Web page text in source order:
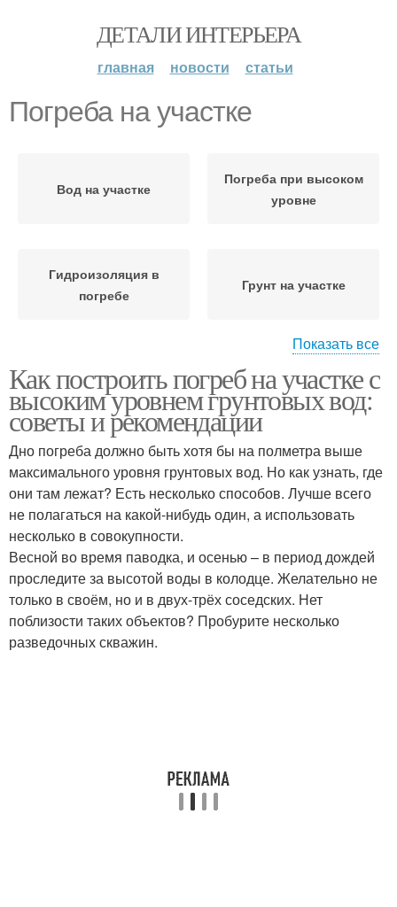
ДЕТАЛИ ИНТЕРЬЕРА
главная новости статьи
Погреба на участке
Вод на участке
Погреба при высоком
уровне
Гидроизоляция в
погребе
Грунт на участке
Наземный погреб
Полузаглубленный
погреб
Погреба в условиях Постройки на участке
Влажность в погребе Безопасность в погребе
Показать все
Как построить погреб на участке с
высоким уровнем грунтовых вод:
советы и рекомендации
Дно погреба должно быть хотя бы на полметра выше
максимального уровня грунтовых вод. Но как узнать, где
они там лежат? Есть несколько способов. Лучше всего
не полагаться на какой-нибудь один, а использовать
несколько в совокупности.
Весной во время паводка, и осенью – в период дождей
проследите за высотой воды в колодце. Желательно не
только в своём, но и в двух-трёх соседских. Нет
поблизости таких объектов? Пробурите несколько
разведочных скважин.